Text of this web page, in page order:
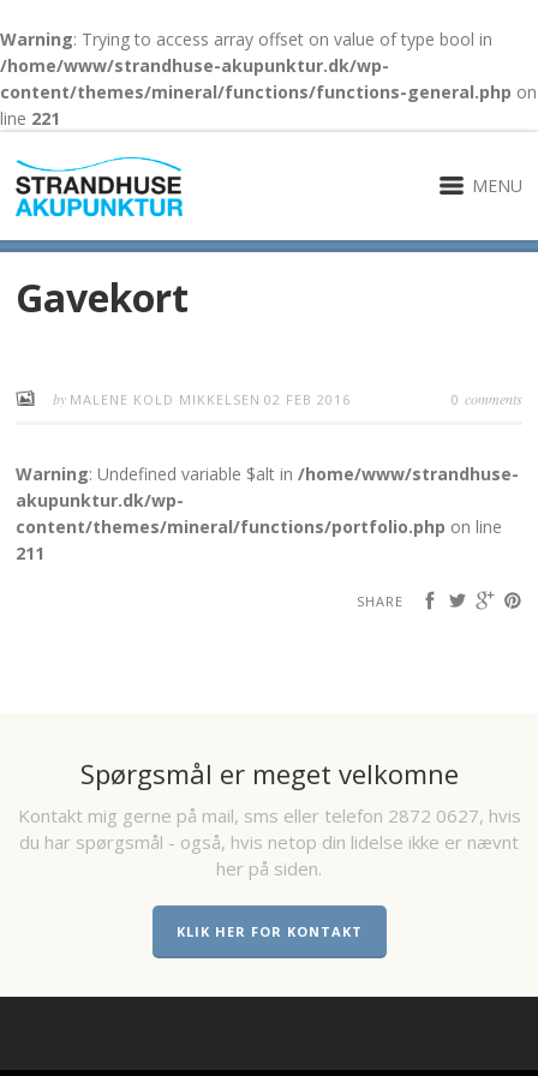
Warning: Trying to access array offset on value of type bool in
/home/www/strandhuse-akupunktur.dk/wp-
content/themes/mineral/functions/functions-general.php on
line 221
MENU
Gavekort
by MALENE KOLD MIKKELSEN 02 FEB 2016 0 comments
Warning: Undefined variable $alt in/home/www/strandhuse-
akupunktur.dk/wp-
content/themes/mineral/functions/portfolio.php on line
211
SHARE
Spørgsmål er meget velkomne
Kontakt mig gerne på mail, sms eller telefon 2872 0627, hvis
du har spørgsmål - også, hvis netop din lidelse ikke er nævnt
her på siden.
KLIK HER FOR KONTAKT